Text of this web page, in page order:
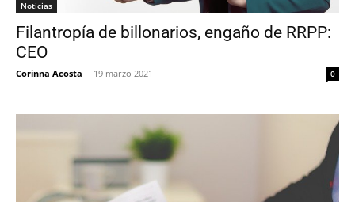
Noticias
Filantropía de billonarios, engaño de RRPP:
CEO
Corinna Acosta - 19 marzo 2021 0